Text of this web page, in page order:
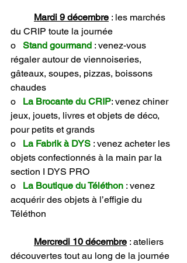
Mardi 9 décembre : les marchés
du CRIP toute la journée
o Stand gourmand : venez-vous
régaler autour de viennoiseries,
gâteaux, soupes, pizzas, boissons
chaudes
o La Brocante du CRIP: venez chiner
jeux, jouets, livres et objets de déco,
pour petits et grands
o La Fabrik à DYS : venez acheter les
objets confectionnés à la main par la
section I DYS PRO
o La Boutique du Téléthon : venez
acquérir des objets à l’effigie du
Téléthon
Mercredi 10 décembre : ateliers
découvertes tout au long de la journée